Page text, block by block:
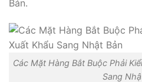
Bản.
Các Mặt Hàng Bắt Buộc Phải
Sang